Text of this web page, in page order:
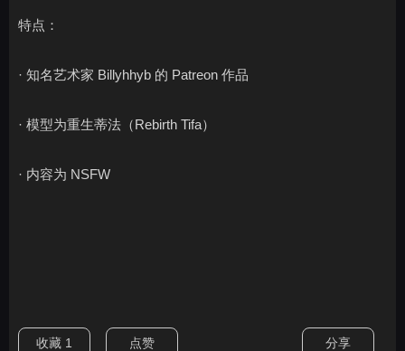
特点：
· 知名艺术家 Billyhhyb 的 Patreon 作品
· 模型为重生蒂法（Rebirth Tifa）
· 内容为 NSFW
收藏 1 点赞 分享